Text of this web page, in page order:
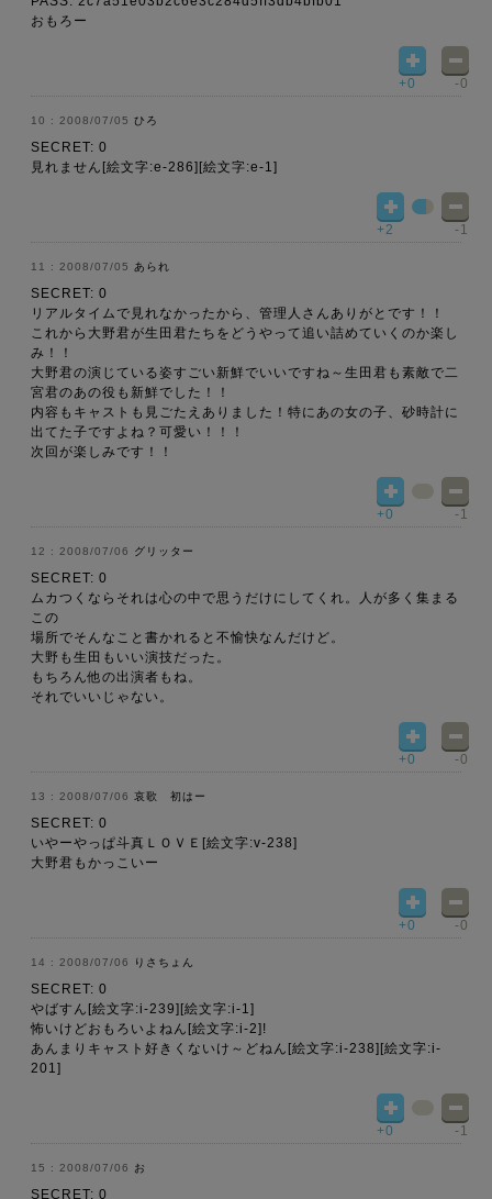
おもろー
+0 -0
2008/07/05 ひろ
SECRET: 0
見れません[絵文字:e-286][絵文字:e-1]
+2 -1
2008/07/05 あられ
SECRET: 0
リアルタイムで見れなかったから、管理人さんありがとです！！
これから大野君が生田君たちをどうやって追い詰めていくのか楽し
み！！
大野君の演じている姿すごい新鮮でいいですね～生田君も素敵で二
宮君のあの役も新鮮でした！！
内容もキャストも見ごたえありました！特にあの女の子、砂時計に
出てた子ですよね？可愛い！！！
次回が楽しみです！！
+0 -1
2008/07/06 グリッター
SECRET: 0
ムカつくならそれは心の中で思うだけにしてくれ。人が多く集まる
この
場所でそんなこと書かれると不愉快なんだけど。
大野も生田もいい演技だった。
もちろん他の出演者もね。
それでいいじゃない。
+0 -0
2008/07/06 哀歌 初はー
SECRET: 0
いやーやっぱ斗真ＬＯＶＥ[絵文字:v-238]
大野君もかっこいー
+0 -0
2008/07/06 りさちょん
SECRET: 0
やばすん[絵文字:i-239][絵文字:i-1]
怖いけどおもろいよねん[絵文字:i-2]!
あんまりキャスト好きくないけ～どねん[絵文字:i-238][絵文字:i-
201]
+0 -1
2008/07/06 お
SECRET: 0